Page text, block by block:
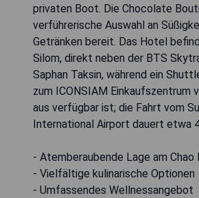
privaten Boot. Die Chocolate
verführerische Auswahl an
Getränken bereit. Das Hotel
Silom, direkt neben der BTS
Saphan Taksin, während ein
zum ICONSIAM Einkaufszentrum
aus verfügbar ist; die Fahrt vom
International Airport dauert etwa
- Atemberaubende Lage am Chao
- Vielfältige kulinarische Optionen
- Umfassendes Wellnessangebot